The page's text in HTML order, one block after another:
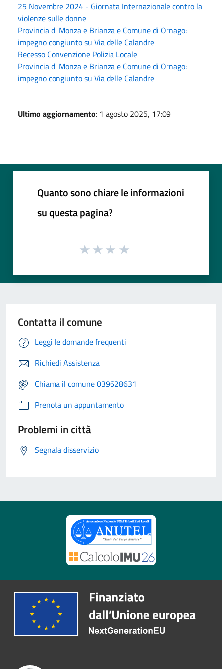
25 Novembre 2024 - Giornata Internazionale contro la
violenze sulle donne
Provincia di Monza e Brianza e Comune di Ornago:
impegno congiunto su Via delle Calandre
Recesso Convenzione Polizia Locale
Provincia di Monza e Brianza e Comune di Ornago:
impegno congiunto su Via delle Calandre
Ultimo aggiornamento: 1 agosto 2025, 17:09
Quanto sono chiare le informazioni
su questa pagina?
Contatta il comune
Leggi le domande frequenti
Richiedi Assistenza
Chiama il comune 039628631
Prenota un appuntamento
Problemi in città
Segnala disservizio